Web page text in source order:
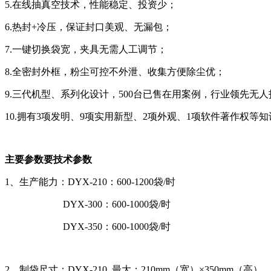
5.在线抽真空技术，性能稳定、投资少；
6.热封+冷压，保证封口美观、无漏包；
7.一键切换袋宽，夹具无需人工调节；
8.全密封外框，粉尘可控不外泄、收集方便除尘优；
9.三代机型、系列化设计，500台已售在用案例，行业领先无人
10.拥有3项发明、9项实用新型、2项外观、1项软件著作权等知
主要参数要技术参数
1、生产能力：DYX-210：600-1200袋/时
DYX-300：600-1000袋/时
DYX-350：600-1000袋/时